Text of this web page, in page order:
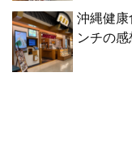
沖縄健康
ンチの